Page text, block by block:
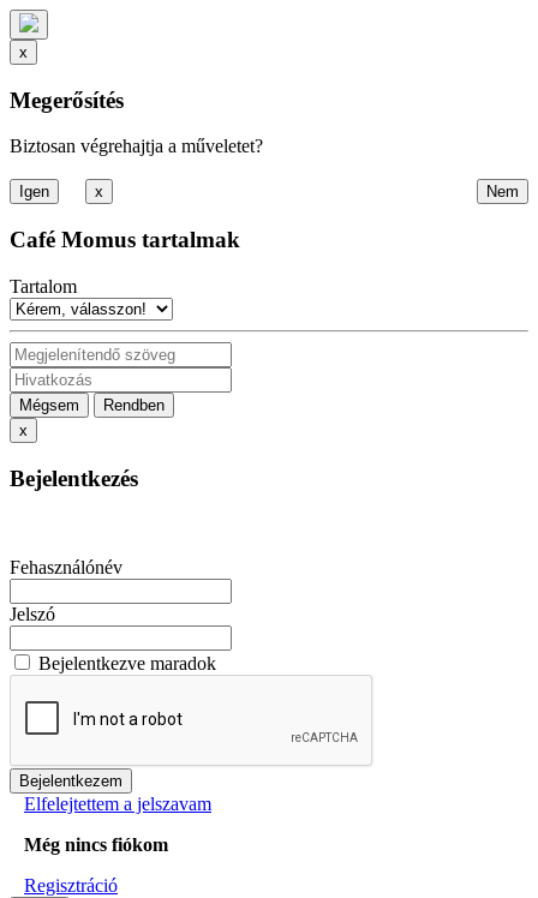
x
Megerősítés
Biztosan végrehajtja a műveletet?
x
Café Momus tartalmak
Tartalom
Mégsem
Rendben
x
Bejelentkezés
Fehasználónév
Jelszó
Bejelentkezve maradok
Elfelejtettem a jelszavam
Még nincs fiókom
Regisztráció